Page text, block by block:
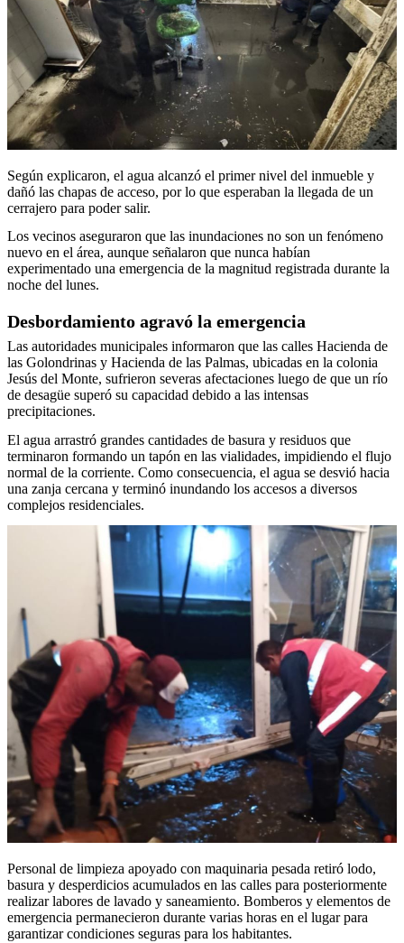
Según explicaron, el agua alcanzó el primer nivel del inmueble y
dañó las chapas de acceso, por lo que esperaban la llegada de un
cerrajero para poder salir.
Los vecinos aseguraron que las inundaciones no son un fenómeno
nuevo en el área, aunque señalaron que nunca habían
experimentado una emergencia de la magnitud registrada durante la
noche del lunes.
Desbordamiento agravó la emergencia
Las autoridades municipales informaron que las calles Hacienda de
las Golondrinas y Hacienda de las Palmas, ubicadas en la colonia
Jesús del Monte, sufrieron severas afectaciones luego de que un río
de desagüe superó su capacidad debido a las intensas
precipitaciones.
El agua arrastró grandes cantidades de basura y residuos que
terminaron formando un tapón en las vialidades, impidiendo el flujo
normal de la corriente. Como consecuencia, el agua se desvió hacia
una zanja cercana y terminó inundando los accesos a diversos
complejos residenciales.
Personal de limpieza apoyado con maquinaria pesada retiró lodo,
basura y desperdicios acumulados en las calles para posteriormente
realizar labores de lavado y saneamiento. Bomberos y elementos de
emergencia permanecieron durante varias horas en el lugar para
garantizar condiciones seguras para los habitantes.